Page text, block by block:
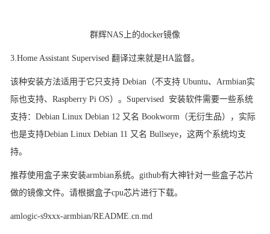
群辉NAS上的docker镜像
3.Home Assistant Supervised 翻译过来就是HA监督。
该种安装方法适用于它只支持 Debian（不支持 Ubuntu、Armbian实
际也支持、Raspberry Pi OS）。Supervised 安装软件需要一些系统
支持：Debian Linux Debian 12 又名 Bookworm（无衍生品），实际
也是支持Debian Linux Debian 11 又名 Bullseye，这两个系统均支
持。
推荐使用盒子来安装armbian系统。github有大神针对一些盒子芯片
做的镜像文件。请根据盒子cpu芯片进行下载。
amlogic-s9xxx-armbian/README.cn.md